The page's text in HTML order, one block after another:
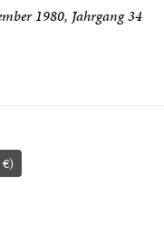
1980, Jahrgang 34